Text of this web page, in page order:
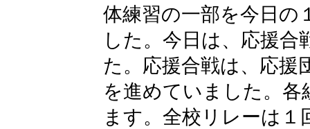
体練習の一部を今日の
した。今日は、応援
た。応援合戦は、応援
を進めていました。
ます。全校リレーは